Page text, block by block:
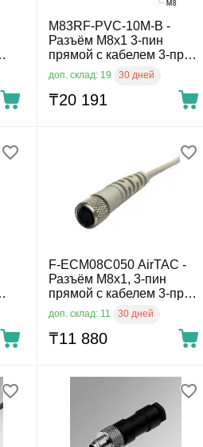
M83RF-PVC-10M-B -
Разъём M8x1 3-пин
прямой с кабелем 3-пров.
доп. склад: 19 30 дней
₸20 191
F-ECM08C050 AirTAC -
Разъём M8x1, 3-пин
прямой с кабелем 3-пров.
доп. склад: 11 30 дней
₸11 880